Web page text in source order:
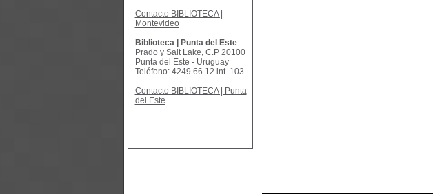
Contacto BIBLIOTECA |
Montevideo
Biblioteca | Punta del Este
Prado y Salt Lake, C.P 20100
Punta del Este - Uruguay
Teléfono: 4249 66 12 int. 103
Contacto BIBLIOTECA | Punta
del Este